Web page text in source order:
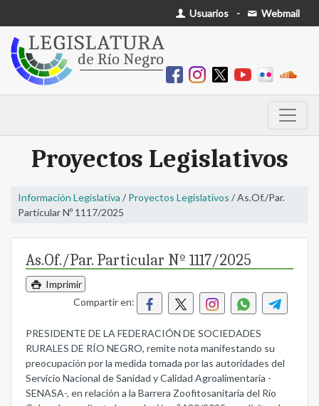
Usuarios - Webmail
Proyectos Legislativos
Información Legislativa / Proyectos Legislativos / As.Of./Par.
Particular Nº 1117/2025
As.Of./Par. Particular Nº 1117/2025
Imprimir
Compartir en:
PRESIDENTE DE LA FEDERACIÓN DE SOCIEDADES
RURALES DE RÍO NEGRO, remite nota manifestando su
preocupación por la medida tomada por las autoridades del
Servicio Nacional de Sanidad y Calidad Agroalimentaria -
SENASA-, en relación a la Barrera Zoofitosanitaria del Río